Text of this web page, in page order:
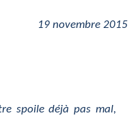
19 novembre 2015
spoile déjà pas mal,